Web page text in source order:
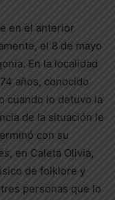
en el anterior
el 8 de mayo
En la localidad
años, conocido
cuando lo detuvo la
de la situación le
con su
en Caleta Olivia,
de folklore y
personas que lo